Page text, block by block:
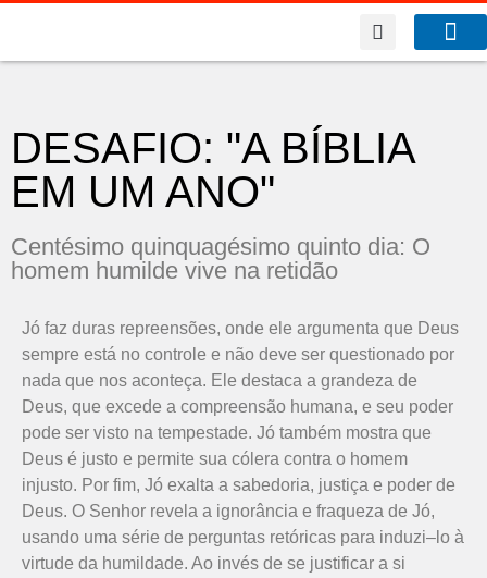
DESAFIO: "A BÍBLIA
EM UM ANO"
Centésimo quinquagésimo quinto dia: O
homem humilde vive na retidão
Jó faz duras repreensões, onde ele argumenta que Deus
sempre está no contro le e não deve ser questionado por
nada que nos aconteça. Ele destaca a grandeza de
Deus, que excede a compreensão humana, e seu poder
pode ser visto na tempestade. Jó também mostra que
Deus é justo e permite sua cólera contra o homem
injusto. Por fim, Jó exalta a sabedoria, justiça e poder de
Deus. O Senhor revel a a ignorância e fraqueza de Jó,
usando uma série de perguntas retóricas para induzi– lo à
virtude da humildade. Ao invés de se justificar a si